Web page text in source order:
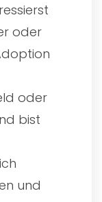
oder
oder
bist
und